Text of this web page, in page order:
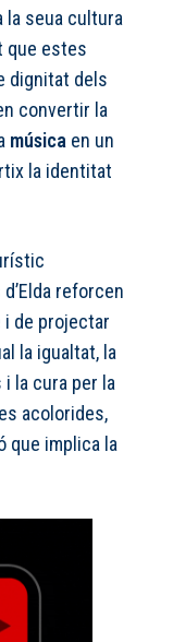
la seua cultura
que estes
dignitat dels
convertir la
música en un
la identitat
reforcen
i de projectar
la igualtat, la
la cura per la
acolorides,
que implica la